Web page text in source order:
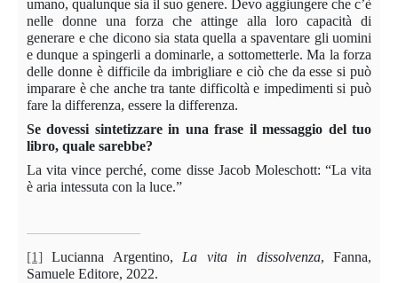
umano, qualunque sia il suo genere. Devo aggiungere che c’è
nelle donne una forza che attinge alla loro capacità di
generare e che dicono sia stata quella a spaventare gli uomini
e dunque a spingerli a dominarle, a sottometterle. Ma la forza
delle donne è difficile da imbrigliare e ciò che da esse si può
imparare è che anche tra tante difficoltà e impedimenti si può
fare la differenza, essere la differenza.
Se dovessi sintetizzare in una frase il messaggio del tuo
libro, quale sarebbe?
La vita vince perché, come disse Jacob Moleschott: “La vita
è aria intessuta con la luce.”
[1] Lucianna Argentino, La vita in dissolvenza, Fanna,
Samuele Editore, 2022.